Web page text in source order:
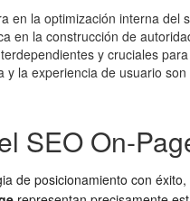
en la optimización interna
en la construcción de
y cruciales
y la experiencia de usuario
SEO On-
de posicionamiento con